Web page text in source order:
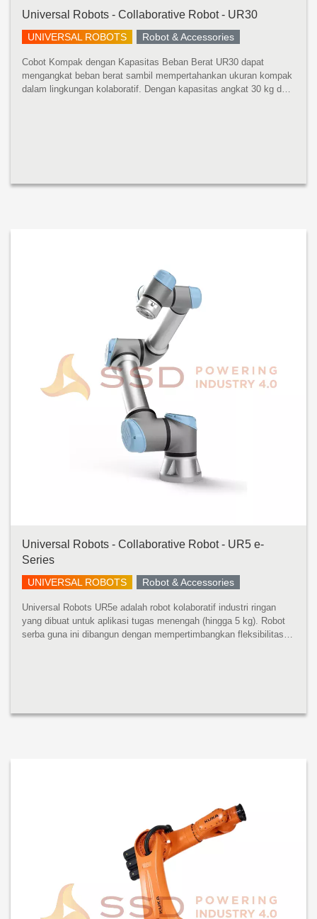
Universal Robots - Collaborative Robot - UR30
UNIVERSAL ROBOTS Robot & Accessories
Cobot Kompak dengan Kapasitas Beban Berat UR30 dapat
mengangkat beban berat sambil mempertahankan ukuran kompak
dalam lingkungan kolaboratif. Dengan kapasitas angkat 30 kg dan
Universal Robots - Collaborative Robot - UR5 e-
Series
UNIVERSAL ROBOTS Robot & Accessories
Universal Robots UR5e adalah robot kolaboratif industri ringan
yang dibuat untuk aplikasi tugas menengah (hingga 5 kg). Robot
serba guna ini dibangun dengan mempertimbangkan fleksibilitas